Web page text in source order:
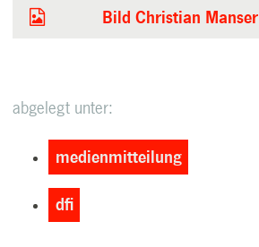
Bild Christian Manser
abgelegt unter:
medienmitteilung
dfi